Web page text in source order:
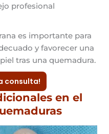
profesional
es importante para
y favorecer una
tras una quemadura.
consulta!
en el